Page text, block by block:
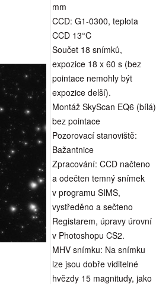
mm
CCD: G1-0300, teplota
CCD 13°C
Součet 18 snímků,
expozice 18 x 60 s (bez
pointace nemohly být
expozice delší).
Montáž SkyScan EQ6 (bílá)
bez pointace
Pozorovací stanoviště:
Bažantnice
Zpracování: CCD načteno
a odečten temný snímek
v programu SIMS,
vystředěno a sečteno
Registarem, úpravy úrovní
v Photoshopu CS2.
MHV snímku: Na snímku
lze jsou dobře viditelné
hvězdy 15 magnitudy, jako